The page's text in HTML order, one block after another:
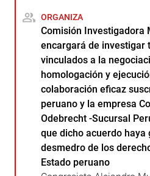
ORGANIZA
Comisión Investigadora
encargará de investigar
vinculados a la
homologación y
colaboración eficaz
peruano y la empresa
Odebrecht -Sucursal
que dicho acuerdo haya
desmedro de los
Estado peruano